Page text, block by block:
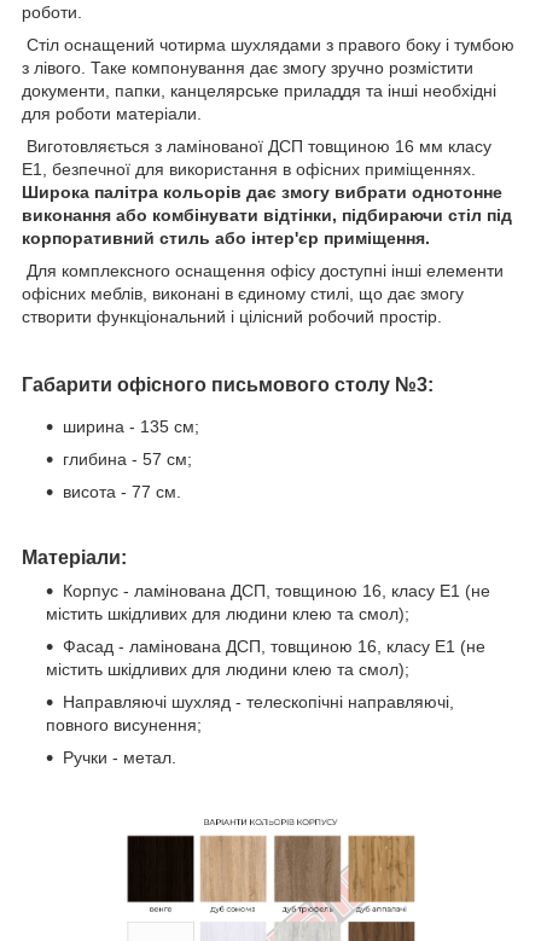
роботи.
Стіл оснащений чотирма шухлядами з правого боку і тумбою
з лівого. Таке компонування дає змогу зручно розмістити
документи, папки, канцелярське приладдя та інші необхідні
для роботи матеріали.
Виготовляється з ламінованої ДСП товщиною 16 мм класу
Е1, безпечної для використання в офісних приміщеннях.
Широка палітра кольорів дає змогу вибрати однотонне
виконання або комбінувати відтінки, підбираючи стіл під
корпоративний стиль або інтер'єр приміщення.
Для комплексного оснащення офісу доступні інші елементи
офісних меблів, виконані в єдиному стилі, що дає змогу
створити функціональний і цілісний робочий простір.
Габарити офісного письмового столу №3:
ширина - 135 см;
глибина - 57 см;
висота - 77 см.
Матеріали:
Корпус - ламінована ДСП, товщиною 16, класу Е1 (не
містить шкідливих для людини клею та смол);
Фасад - ламінована ДСП, товщиною 16, класу Е1 (не
містить шкідливих для людини клею та смол);
Направляючі шухляд - телескопічні направляючі,
повного висунення;
Ручки - метал.